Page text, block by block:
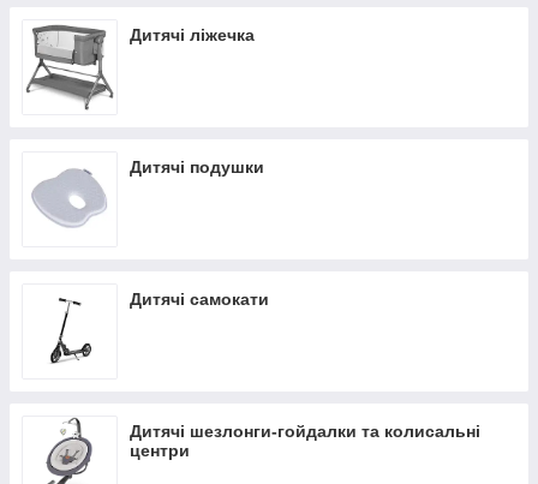
Дитячі ліжечка
Дитячі подушки
Дитячі самокати
Дитячі шезлонги-гойдалки та колисальні
центри